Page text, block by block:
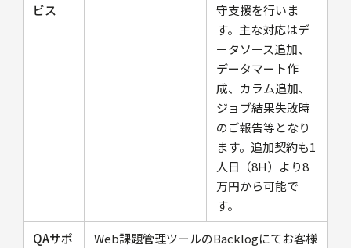
ビス
守支援を行いま
す。主な対応はデ
ータソース追加、
データマート作
成、カラム追加、
ジョブ結果失敗時
のご報告等となり
ます。追加契約も1
人日（8H）より8
万円から可能で
す。
QAサポ
Web課題管理ツールのBacklogにてお客様